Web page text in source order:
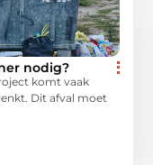
nodig?
komt vaak
Dit afval moet